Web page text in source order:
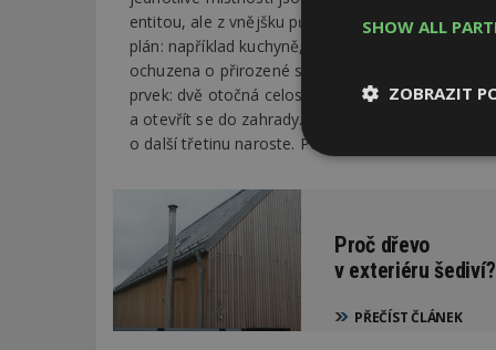
entitou, ale z vnějšku působí velice kompaktním
plán: například kuchyně, která je v úrovni
ochuzena o přirozené světlo. Jídelní prostor pak
prvek: dvě otočná celostěnné okna (na severní a
a otevřít se do zahrady. Dům, který ve svých
o další třetinu naroste. Pokud je tedy zrovna
Proč dřevo
v exteriéru šediví?
PŘEČÍST ČLÁNEK
SHOW ALL
ZOBRAZIT
Nezbytně